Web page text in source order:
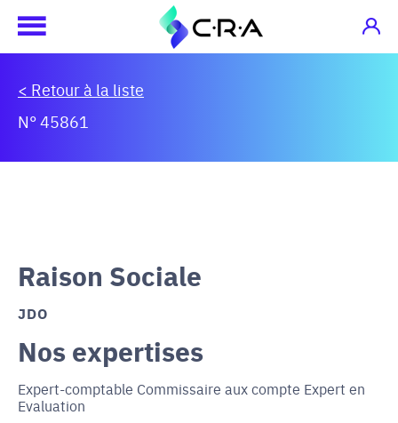
< Retour à la liste
N° 45861
Raison Sociale
JDO
Nos expertises
Expert-comptable Commissaire aux compte Expert en
Evaluation